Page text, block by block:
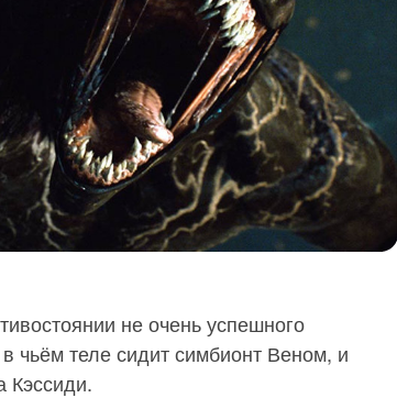
не очень успешного
чьём теле сидит симбионт Веном, и
Кэссиди.